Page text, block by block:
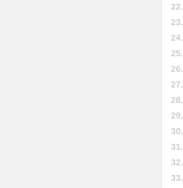
22.
23.
24.
25.
26.
27.
28.
29.
30.
31.
32.
33.